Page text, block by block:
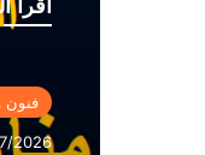
فنون
2026